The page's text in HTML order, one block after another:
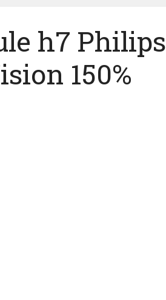
h7 Philips
150%